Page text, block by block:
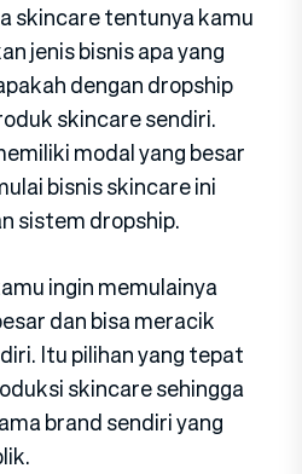
skincare tentunya kamu
jenis bisnis apa yang
dengan dropship
skincare sendiri.
modal yang besar
bisnis skincare ini
sistem dropship.
ingin memulainya
dan bisa meracik
Itu pilihan yang tepat
skincare sehingga
brand sendiri yang